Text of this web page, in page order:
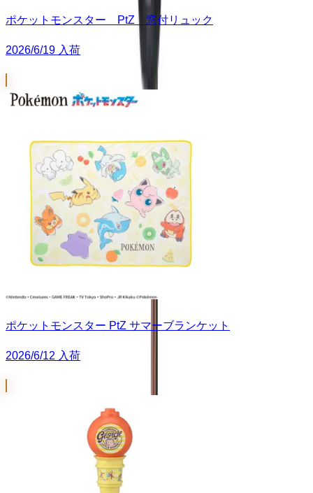
ポケットモンスター PtZ 窓付リュック
2026/6/19 入荷
ポケットモンスター PtZ サマーブランケット
2026/6/12 入荷